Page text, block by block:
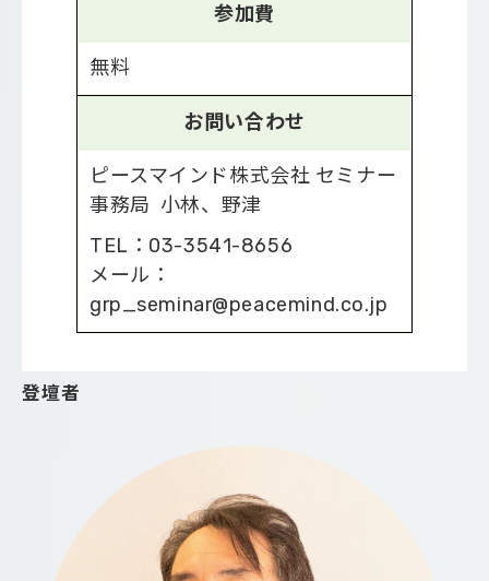
参加費
無料
お問い合わせ
ピースマインド株式会社 セミナー
事務局 小林、野津
TEL：03-3541-8656
メール：
grp_seminar@peacemind.co.jp
登壇者